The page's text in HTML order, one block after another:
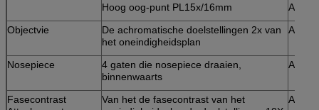
Hoog oog-punt PL15x/16mm
Objectvie
De achromatische doelstellingen 2x van
het oneindigheidsplan
Nosepiece
4 gaten die nosepiece draaien,
binnenwaarts
Fasecontrast
Van het de fasecontrast van het